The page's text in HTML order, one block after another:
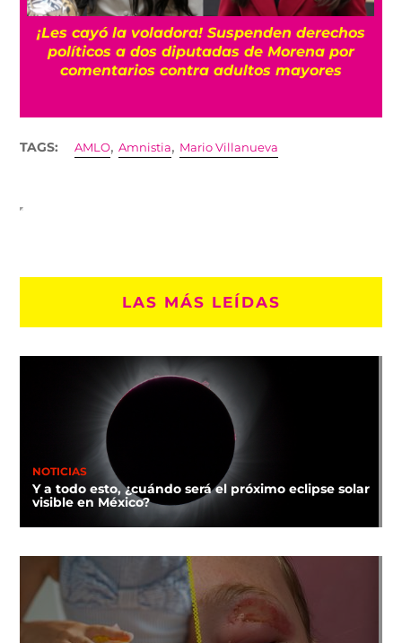
¡Les cayó la voladora! Suspenden derechos
políticos a dos diputadas de Morena por
comentarios contra adultos mayores
TAGS: AMLO,Amnistia, Mario Villanueva
LAS MÁS LEÍDAS
NOTICIAS
Y a todo esto, ¿cuándo será el próximo eclipse solar
visible en México?